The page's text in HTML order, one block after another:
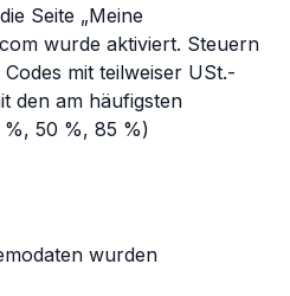
Seite „Meine
wurde aktiviert. Steuern
mit teilweiser USt.-
den am häufigsten
50 %, 85 %)
wurden